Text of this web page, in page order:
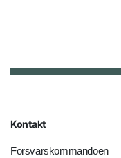
Kontakt
Forsvarskommandoen